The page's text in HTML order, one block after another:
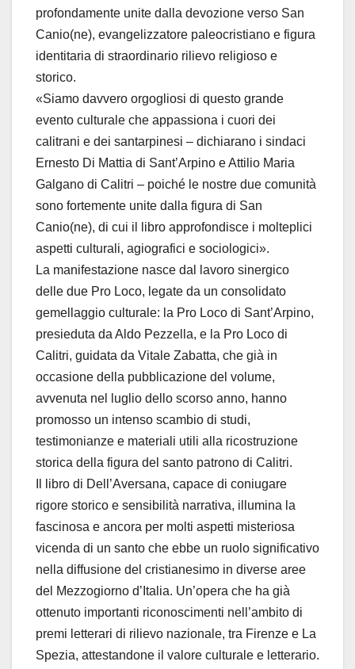
profondamente unite dalla devozione verso San
Canio(ne), evangelizzatore paleocristiano e figura
identitaria di straordinario rilievo religioso e
storico.
«Siamo davvero orgogliosi di questo grande
evento culturale che appassiona i cuori dei
calitrani e dei santarpinesi – dichiarano i sindaci
Ernesto Di Mattia di Sant’Arpino e Attilio Maria
Galgano di Calitri – poiché le nostre due comunità
sono fortemente unite dalla figura di San
Canio(ne), di cui il libro approfondisce i molteplici
aspetti culturali, agiografici e sociologici».
La manifestazione nasce dal lavoro sinergico
delle due Pro Loco, legate da un consolidato
gemellaggio culturale: la Pro Loco di Sant’Arpino,
presieduta da Aldo Pezzella, e la Pro Loco di
Calitri, guidata da Vitale Zabatta, che già in
occasione della pubblicazione del volume,
avvenuta nel luglio dello scorso anno, hanno
promosso un intenso scambio di studi,
testimonianze e materiali utili alla ricostruzione
storica della figura del santo patrono di Calitri.
Il libro di Dell’Aversana, capace di coniugare
rigore storico e sensibilità narrativa, illumina la
fascinosa e ancora per molti aspetti misteriosa
vicenda di un santo che ebbe un ruolo significativo
nella diffusione del cristianesimo in diverse aree
del Mezzogiorno d’Italia. Un’opera che ha già
ottenuto importanti riconoscimenti nell’ambito di
premi letterari di rilievo nazionale, tra Firenze e La
Spezia, attestandone il valore culturale e letterario.